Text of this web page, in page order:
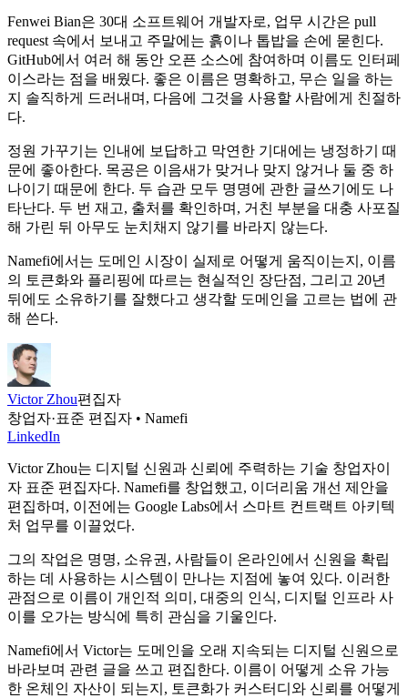
Fenwei Bian은 30대 소프트웨어 개발자로, 업무 시간은 pull
request 속에서 보내고 주말에는 흙이나 톱밥을 손에 묻힌다.
GitHub에서 여러 해 동안 오픈 소스에 참여하며 이름도 인터페
이스라는 점을 배웠다. 좋은 이름은 명확하고, 무슨 일을 하는
지 솔직하게 드러내며, 다음에 그것을 사용할 사람에게 친절하
다.
정원 가꾸기는 인내에 보답하고 막연한 기대에는 냉정하기 때
문에 좋아한다. 목공은 이음새가 맞거나 맞지 않거나 둘 중 하
나이기 때문에 한다. 두 습관 모두 명명에 관한 글쓰기에도 나
타난다. 두 번 재고, 출처를 확인하며, 거친 부분을 대충 사포질
해 가린 뒤 아무도 눈치채지 않기를 바라지 않는다.
Namefi에서는 도메인 시장이 실제로 어떻게 움직이는지, 이름
의 토큰화와 플리핑에 따르는 현실적인 장단점, 그리고 20년
뒤에도 소유하기를 잘했다고 생각할 도메인을 고르는 법에 관
해 쓴다.
Victor Zhou편집자
창업자·표준 편집자 • Namefi
LinkedIn
Victor Zhou는 디지털 신원과 신뢰에 주력하는 기술 창업자이
자 표준 편집자다. Namefi를 창업했고, 이더리움 개선 제안을
편집하며, 이전에는 Google Labs에서 스마트 컨트랙트 아키텍
처 업무를 이끌었다.
그의 작업은 명명, 소유권, 사람들이 온라인에서 신원을 확립
하는 데 사용하는 시스템이 만나는 지점에 놓여 있다. 이러한
관점으로 이름이 개인적 의미, 대중의 인식, 디지털 인프라 사
이를 오가는 방식에 특히 관심을 기울인다.
Namefi에서 Victor는 도메인을 오래 지속되는 디지털 신원으로
바라보며 관련 글을 쓰고 편집한다. 이름이 어떻게 소유 가능
한 온체인 자산이 되는지, 토큰화가 커스터디와 신뢰를 어떻게